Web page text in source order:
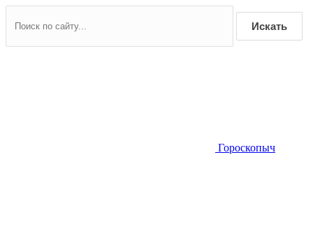
Искать
Гороскопыч